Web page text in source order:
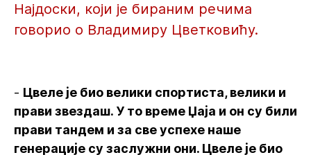
Најдоски, који је бираним речима
говорио о Владимиру Цветковићу.
- Цвеле је био велики спортиста, велики и
прави звездаш. У то време Џаја и он су били
прави тандем и за све успехе наше
генерације су заслужни они. Цвеле је био